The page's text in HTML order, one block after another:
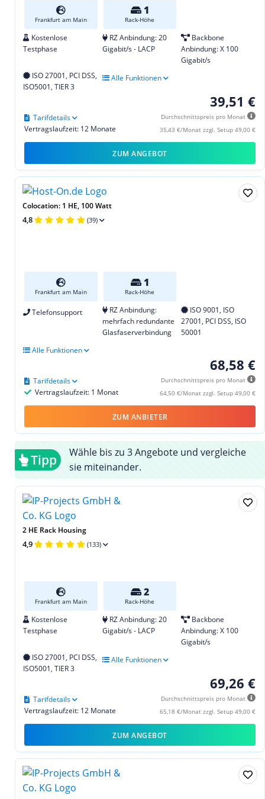
Frankfurt am Main
1
Rack-Höhe
Kostenlose
Testphase
RZ Anbindung: 20
Gigabit/s - LACP
Backbone
Anbindung: X 100
Gigabit/s
ISO 27001, PCI DSS,
ISO5001, TIER 3
Alle Funktionen
39,51 €
Durchschnittspreis pro Monat
35,43 €/Monat zzgl. Setup 49,00 €
Vertragslaufzeit: 12 Monate
Tarifdetails
ZUM ANGEBOT
Colocation: 1 HE, 100 Watt
4,8 (39)
Frankfurt am Main
1
Rack-Höhe
Telefonsupport
RZ Anbindung:
mehrfach redundante
Glasfaserverbindung
ISO 9001, ISO
27001, PCI DSS, ISO
50001
Alle Funktionen
68,58 €
Durchschnittspreis pro Monat
64,50 €/Monat zzgl. Setup 49,00 €
Vertragslaufzeit: 1 Monat
Tarifdetails
ZUM ANBIETER
Tipp
Wähle bis zu 3 Angebote und vergleiche
sie miteinander.
2 HE Rack Housing
4,9 (133)
Frankfurt am Main
2
Rack-Höhe
Kostenlose
Testphase
RZ Anbindung: 20
Gigabit/s - LACP
Backbone
Anbindung: X 100
Gigabit/s
ISO 27001, PCI DSS,
ISO5001, TIER 3
Alle Funktionen
69,26 €
Durchschnittspreis pro Monat
65,18 €/Monat zzgl. Setup 49,00 €
Vertragslaufzeit: 12 Monate
Tarifdetails
ZUM ANGEBOT